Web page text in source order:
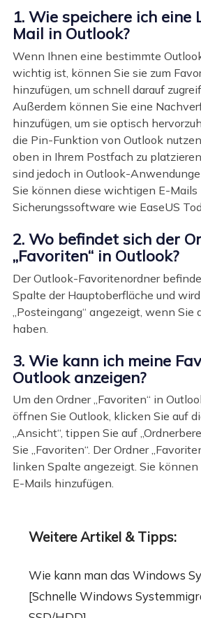
1. Wie speichere ich eine
Mail in Outlook?
Wenn Ihnen eine bestimmte
wichtig ist, können Sie sie zum
hinzufügen, um schnell darauf
Außerdem können Sie eine
hinzufügen, um sie optisch
die Pin-Funktion von Outlook
oben in Ihrem Postfach zu
sind jedoch in Outlook-
Sie können diese wichtigen E-
Sicherungssoftware wie EaseUS
2. Wo befindet sich der
„Favoriten“ in Outlook?
Der Outlook-Favoritenordner
Spalte der Hauptoberfläche und
„Posteingang“ angezeigt, wenn
haben.
3. Wie kann ich meine
Outlook anzeigen?
Um den Ordner „Favoriten“ in
öffnen Sie Outlook, klicken Sie auf
„Ansicht“, tippen Sie auf
Sie „Favoriten“. Der Ordner
linken Spalte angezeigt. Sie
E-Mails hinzufügen.
Weitere Artikel & Tipps:
Wie kann man das Windows
[Schnelle Windows